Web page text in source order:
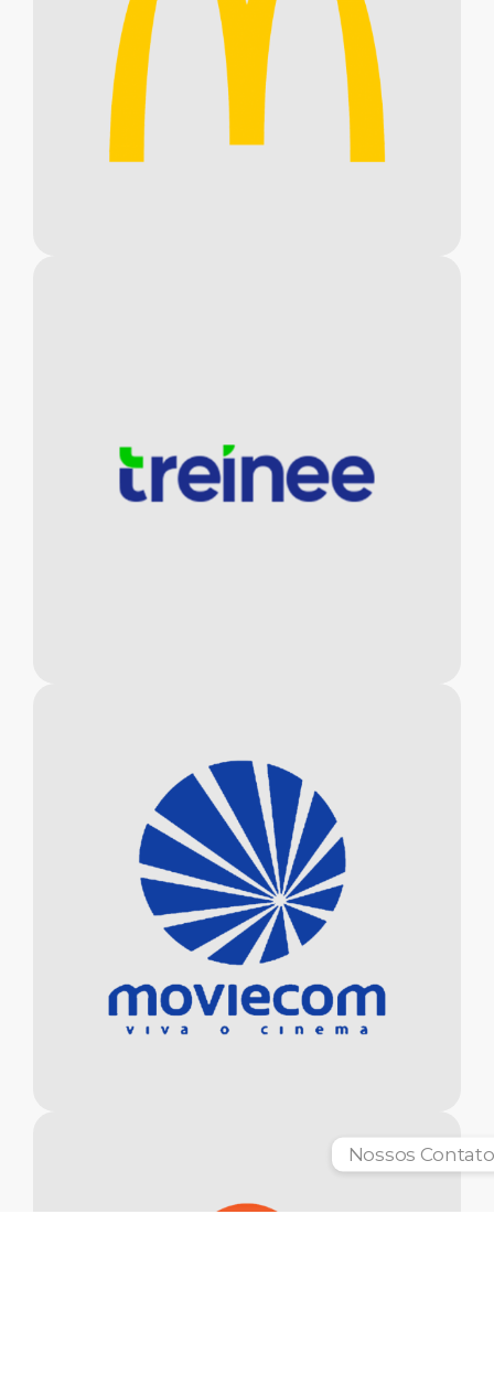
Nossos